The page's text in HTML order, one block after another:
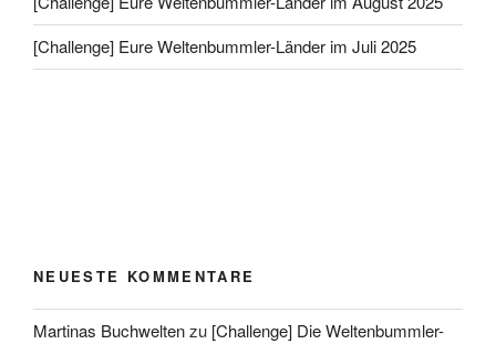
[Challenge] Eure Weltenbummler-Länder im Juli 2025
NEUESTE KOMMENTARE
Martinas Buchweltenzu [Challenge] Die Weltenbummler-